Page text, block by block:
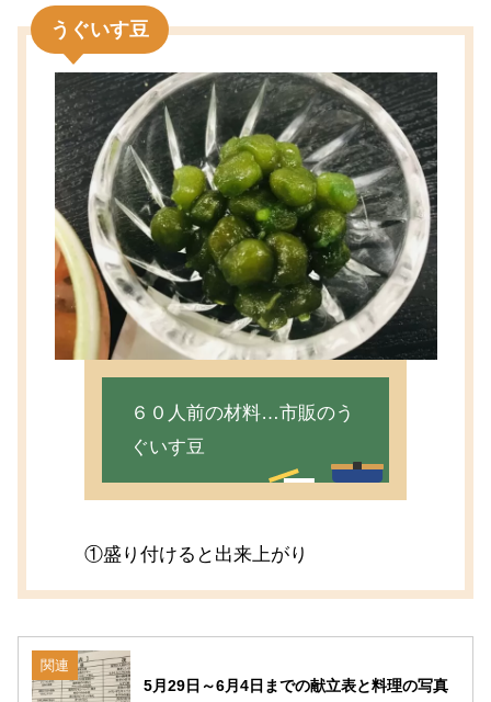
うぐいす豆
６０人前の材料…市販のう
ぐいす豆
①盛り付けると出来上がり
関連
5月29日～6月4日までの献立表と料理の写真